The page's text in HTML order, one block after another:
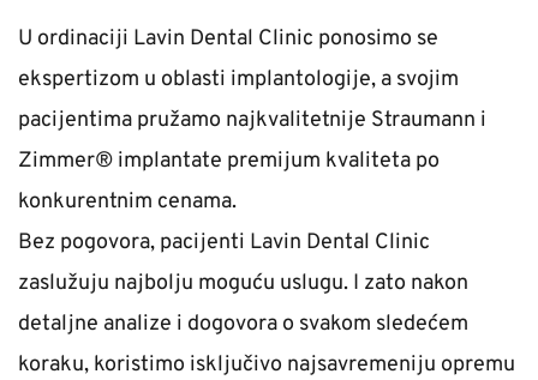
U ordinaciji Lavin Dental Clinic ponosimo se
ekspertizom u oblasti implantologije, a svojim
pacijentima pružamo najkvalitetnije Straumann i
Zimmer® implantate premijum kvaliteta po
konkurentnim cenama.
Bez pogovora, pacijenti Lavin Dental Clinic
zaslužuju najbolju moguću uslugu. I zato nakon
detaljne analize i dogovora o svakom sledećem
koraku, koristimo isključivo najsavremeniju opremu